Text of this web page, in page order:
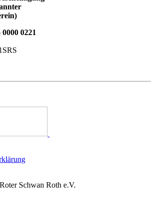
0221
Schwan Roth e.V.